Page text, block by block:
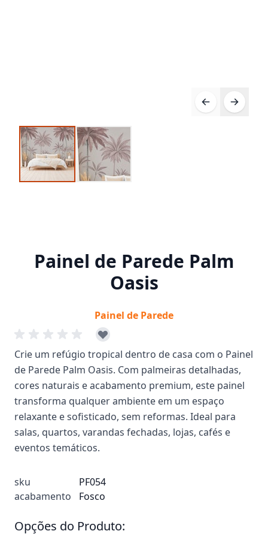
Painel de Parede Palm
Oasis
Painel de Parede
Crie um refúgio tropical dentro de casa com o Painel
de Parede Palm Oasis. Com palmeiras detalhadas,
cores naturais e acabamento premium, este painel
transforma qualquer ambiente em um espaço
relaxante e sofisticado, sem reformas. Ideal para
salas, quartos, varandas fechadas, lojas, cafés e
eventos temáticos.
sku
PF054
acabamento
Fosco
Opções do Produto: